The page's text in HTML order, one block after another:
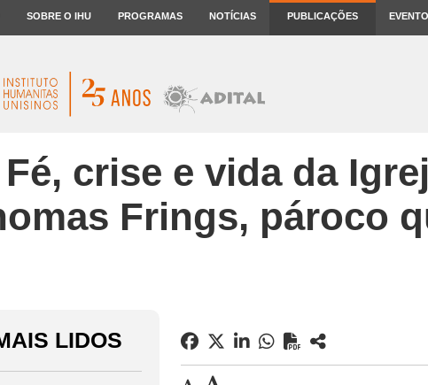
SOBRE O IHU PROGRAMAS NOTÍCIAS PUBLICAÇÕES
Fé, crise e vida da
Frings, pároco
LIDOS